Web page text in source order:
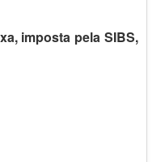
imposta pela SIBS,